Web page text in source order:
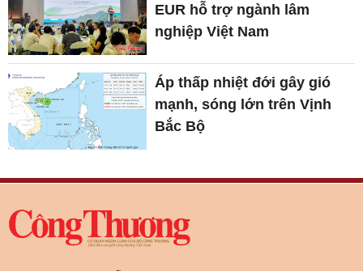
EUR hỗ trợ ngành lâm
nghiệp Việt Nam
Áp thấp nhiệt đới gây gió
mạnh, sóng lớn trên Vịnh
Bắc Bộ